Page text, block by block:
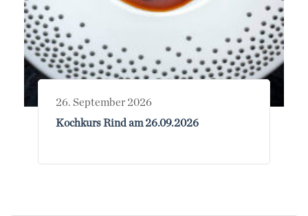
26. September 2026
Kochkurs Rind am 26.09.2026